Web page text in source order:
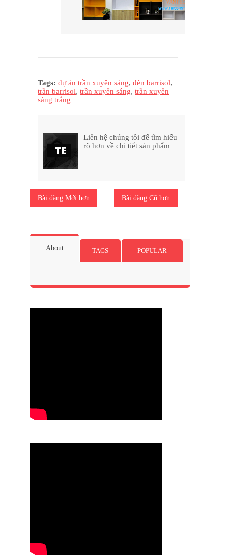
Tags: dự án trần xuyên sáng, đèn barrisol,
trần barrisol, trần xuyên sáng, trần xuyên
sáng trắng
Liên hệ chúng tôi để tìm hiểu
rõ hơn về chi tiết sản phẩm
Bài đăng Mới hơn Bài đăng Cũ hơn
About TAGS POPULAR